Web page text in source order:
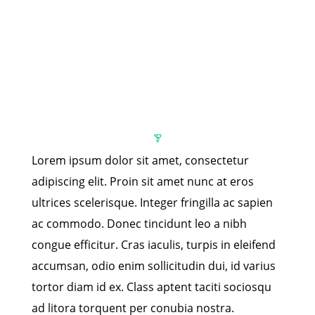
Lorem ipsum dolor sit amet, consectetur
adipiscing elit. Proin sit amet nunc at eros
ultrices scelerisque. Integer fringilla ac sapien
ac commodo. Donec tincidunt leo a nibh
congue efficitur. Cras iaculis, turpis in eleifend
accumsan, odio enim sollicitudin dui, id varius
tortor diam id ex. Class aptent taciti sociosqu
ad litora torquent per conubia nostra.